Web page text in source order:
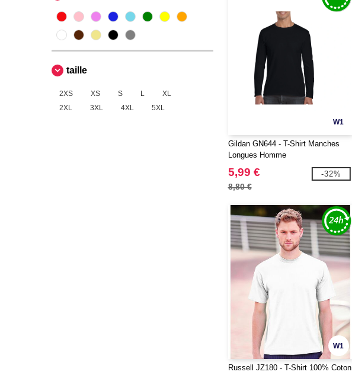
Spiro (12)
Starworld (1)
Tee Jays
Tombo
taille
2XS XS S L
XL
2XL
3XL 4XL 5XL
W1
Gildan GN644 - T-Shirt Manches
Longues Homme
5,99 €
8,80 €
-32%
W1
Russell JZ180 - T-Shirt 100% Coton